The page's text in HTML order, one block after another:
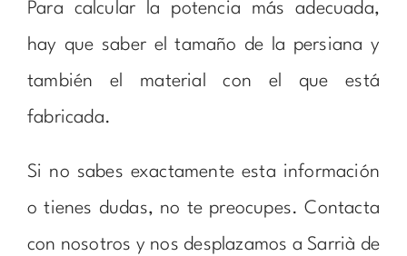
Para calcular la potencia más adecuada,
hay que saber el tamaño de la persiana y
también el material con el que está
fabricada.
Si no sabes exactamente esta información
o tienes dudas, no te preocupes. Contacta
con nosotros y nos desplazamos a Sarrià de